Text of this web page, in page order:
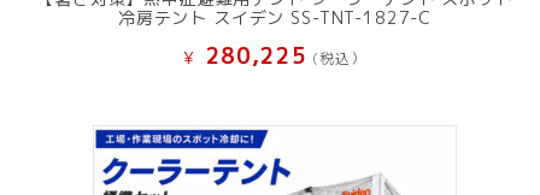
冷房テント スイデン SS-TNT-1827-C
¥ 280,225 (税込）